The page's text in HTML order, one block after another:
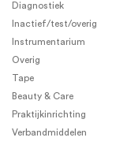
Diagnostiek
Inactief/test/overig
Instrumentarium
Overig
Tape
Beauty & Care
Praktijkinrichting
Verbandmiddelen